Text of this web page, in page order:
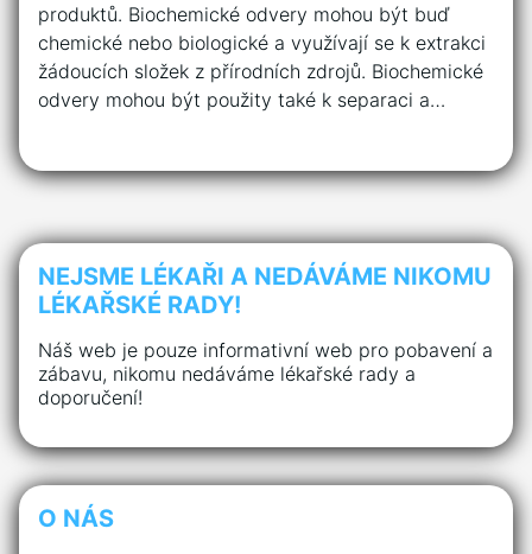
produktů. Biochemické odvery mohou být buď
chemické nebo biologické a využívají se k extrakci
žádoucích složek z přírodních zdrojů. Biochemické
odvery mohou být použity také k separaci a…
NEJSME LÉKAŘI A NEDÁVÁME NIKOMU
LÉKAŘSKÉ RADY!
Náš web je pouze informativní web pro pobavení a
zábavu, nikomu nedáváme lékařské rady a
doporučení!
O NÁS